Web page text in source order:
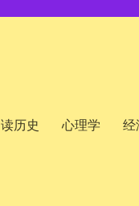
读历史 心理学 经